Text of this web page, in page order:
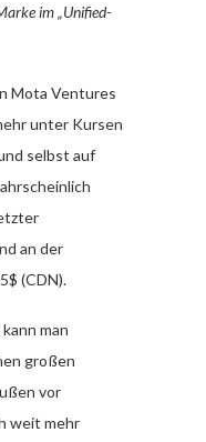
im „Unified-
Mota Ventures
unter Kursen
selbst auf
an der
(CDN).
man
großen
vor
weit mehr